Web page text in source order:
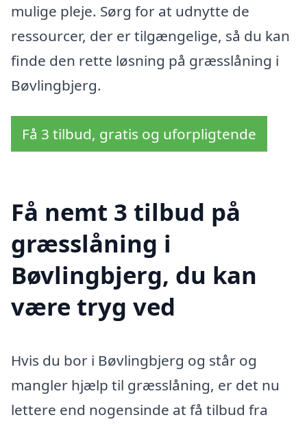
mulige pleje. Sørg for at udnytte de
ressourcer, der er tilgængelige, så du kan
finde den rette løsning på græsslåning i
Bøvlingbjerg.
Få 3 tilbud, gratis og uforpligtende
Få nemt 3 tilbud på
græsslåning i
Bøvlingbjerg, du kan
være tryg ved
Hvis du bor i Bøvlingbjerg og står og
mangler hjælp til græsslåning, er det nu
lettere end nogensinde at få tilbud fra